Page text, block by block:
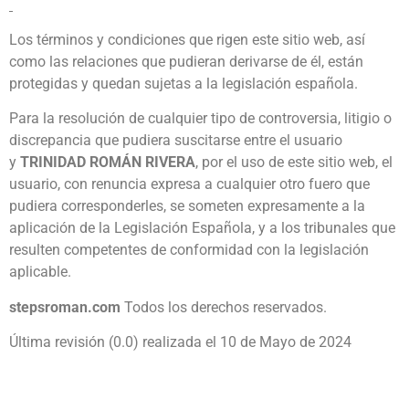
Los términos y condiciones que rigen este sitio web, así
como las relaciones que pudieran derivarse de él, están
protegidas y quedan sujetas a la legislación española.
Para la resolución de cualquier tipo de controversia, litigio o
discrepancia que pudiera suscitarse entre el usuario
y TRINIDAD ROMÁN RIVERA, por el uso de este sitio web, el
usuario, con renuncia expresa a cualquier otro fuero que
pudiera corresponderles, se someten expresamente a la
aplicación de la Legislación Española, y a los tribunales que
resulten competentes de conformidad con la legislación
aplicable.
stepsroman.com Todos los derechos reservados.
Última revisión (0.0) realizada el 10 de Mayo de 2024